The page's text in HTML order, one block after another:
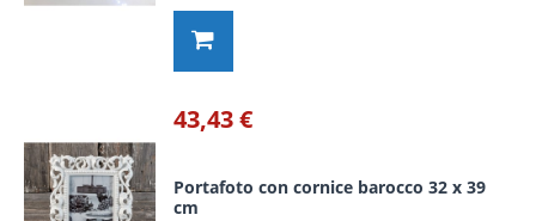
43,43 €
Portafoto con cornice barocco 32 x 39
cm